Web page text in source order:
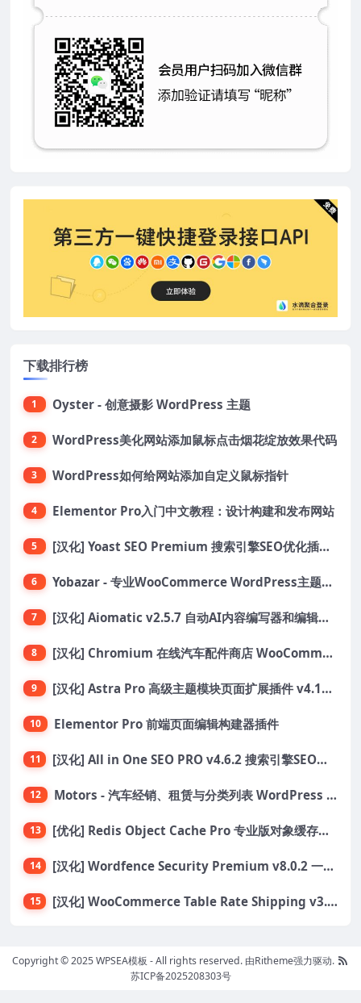
下载排行榜
1 Oyster - 创意摄影 WordPress 主题
2 WordPress美化网站添加鼠标点击烟花绽放效果代码
3 WordPress如何给网站添加自定义鼠标指针
4 Elementor Pro入门中文教程：设计构建和发布网站
5 [汉化] Yoast SEO Premium 搜索引擎SEO优化插件+全套扩展附件
6 Yobazar - 专业WooCommerce WordPress主题，助力在线商店
7 [汉化] Aiomatic v2.5.7 自动AI内容编写器和编辑器GPT-3和GPT-4等AI工具包
8 [汉化] Chromium 在线汽车配件商店 WooCommerce 主题 v1.3.28
9 [汉化] Astra Pro 高级主题模块页面扩展插件 v4.11.6
10 Elementor Pro 前端页面编辑构建器插件
11 [汉化] All in One SEO PRO v4.6.2 搜索引擎SEO优化WordPress插件
12 Motors - 汽车经销、租赁与分类列表 WordPress 主题
13 [优化] Redis Object Cache Pro 专业版对象缓存WordPress插件 v1.21.0
14 [汉化] Wordfence Security Premium v8.0.2 一款专为WordPress设计的安全插件
15 [汉化] WooCommerce Table Rate Shipping v3.6.3 运费费率表
Copyright © 2025 WPSEA模板 - All rights reserved. 由Ritheme强力驱动.
苏ICP备2025208303号